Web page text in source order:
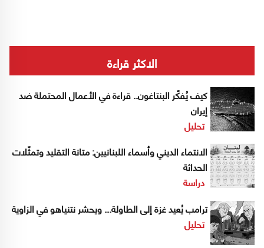
الاكثر قراءة
كيف يُفكّر البنتاغون.. قراءة في الأعمال المحتملة ضد
إيران
تحليل
الانتماء الديني وأسماء اللبنانيين: متانة التقليد وتمثّلات
الحداثة
دراسة
ترامب يُعيد غزة إلى الطاولة... ويحشر نتنياهو في الزاوية
تحليل